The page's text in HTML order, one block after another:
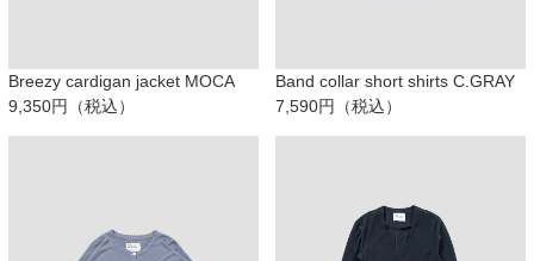
Breezy cardigan jacket MOCA
9,350円（税込）
Band collar short shirts C.GRAY
7,590円（税込）